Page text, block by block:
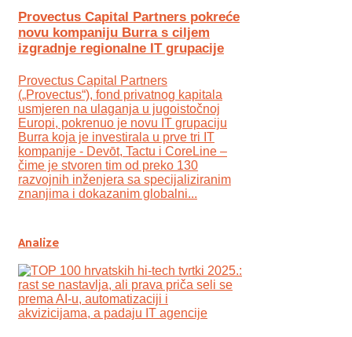
Provectus Capital Partners pokreće
novu kompaniju Burra s ciljem
izgradnje regionalne IT grupacije
Provectus Capital Partners
(„Provectus“), fond privatnog kapitala
usmjeren na ulaganja u jugoistočnoj
Europi, pokrenuo je novu IT grupaciju
Burra koja je investirala u prve tri IT
kompanije - Devōt, Tactu i CoreLine –
čime je stvoren tim od preko 130
razvojnih inženjera sa specijaliziranim
znanjima i dokazanim globalni...
Analize